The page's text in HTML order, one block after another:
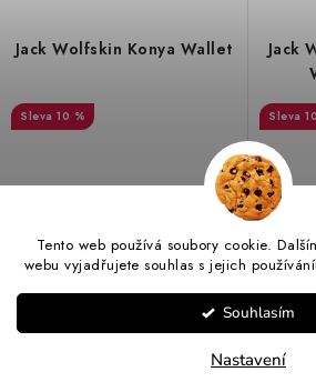
Tento web používá soubory cookie.
webu vyjadřujete souhlas s jejich
Souhlasím
Nastavení
Jack Wolfskin Konya Wallet
10 %
Black
855 Kč
Jack